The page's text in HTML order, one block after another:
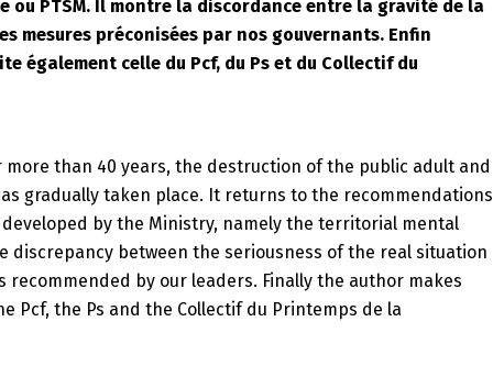
PTSM. Il montre la discordance entre la gravité de la
mesures préconisées par nos gouvernants. Enfin
également celle du Pcf, du Ps et du Collectif du
than 40 years, the destruction of the public adult and
gradually taken place. It returns to the recommendations
by the Ministry, namely the territorial mental
discrepancy between the seriousness of the real situation
by our leaders. Finally the author makes
Pcf, the Ps and the Collectif du Printemps de la